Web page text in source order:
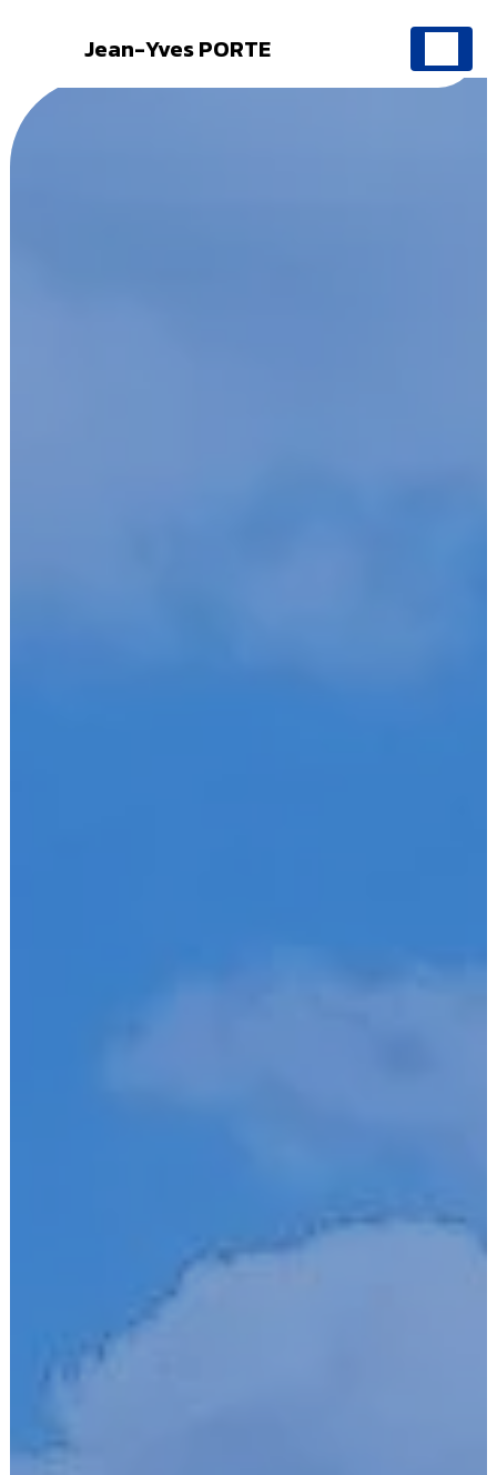
Jean-Yves PORTE
Panneau de gestion des cookies